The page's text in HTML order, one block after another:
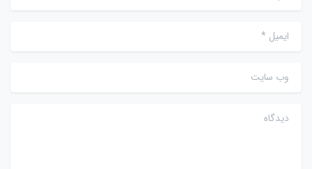
ایمیل *
وب سایت
دیدگاه